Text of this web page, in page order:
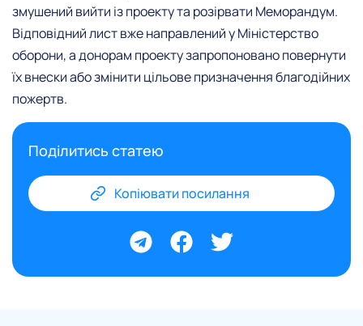
змушений вийти із проекту та розірвати Меморандум.
Відповідний лист вже направлений у Міністерство
оборони, а донорам проекту запропоновано повернути
їх внески або змінити цільове призначення благодійних
пожертв.
Поділитись статею
Копіювати посилання